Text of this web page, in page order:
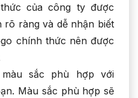
của công ty được
rõ ràng và dễ nhận biết
chính thức nên được
sắc phù hợp với
Màu sắc phù hợp sẽ